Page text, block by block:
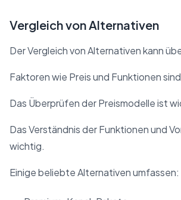
Vergleich von Alternativen
Der Vergleich von Alternativen kann
Faktoren wie Preis und Funktionen
Das Überprüfen der Preismodelle ist
Das Verständnis der Funktionen und
wichtig.
Einige beliebte Alternativen umfassen: